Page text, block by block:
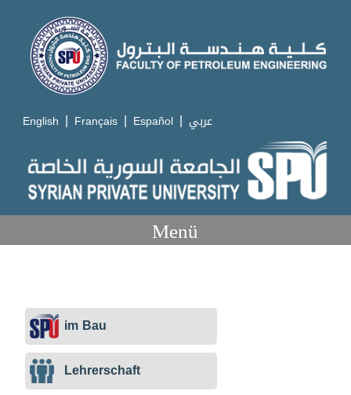
English | Français | Español | عربي
Menü
im Bau
Lehrerschaft